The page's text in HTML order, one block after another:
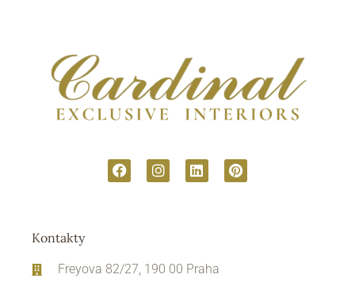
Kontakty
Freyova 82/27, 190 00 Praha